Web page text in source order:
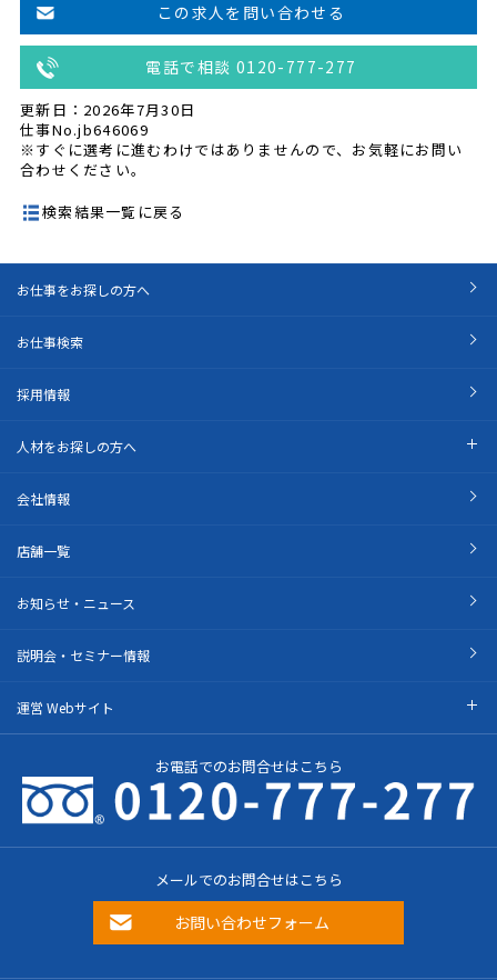
この求人を問い合わせる
電話で相談 0120-777-277
更新日：2026年7月30日
仕事No.jb646069
※すぐに選考に進むわけではありませんので、お気軽にお問い
合わせください。
検索結果一覧に戻る
お仕事をお探しの方へ
お仕事検索
採用情報
人材をお探しの方へ
会社情報
店舗一覧
お知らせ・ニュース
説明会・セミナー情報
運営 Webサイト
お電話でのお問合せはこちら
メールでのお問合せはこちら
お問い合わせフォーム